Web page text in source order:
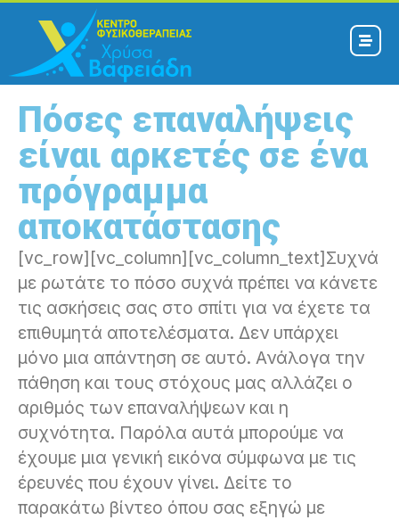
Πόσες επαναλήψεις
είναι αρκετές σε ένα
πρόγραμμα
αποκατάστασης
[vc_row][vc_column][vc_column_text]Συχνά
με ρωτάτε το πόσο συχνά πρέπει να κάνετε
τις ασκήσεις σας στο σπίτι για να έχετε τα
επιθυμητά αποτελέσματα. Δεν υπάρχει
μόνο μια απάντηση σε αυτό. Ανάλογα την
πάθηση και τους στόχους μας αλλάζει ο
αριθμός των επαναλήψεων και η
συχνότητα. Παρόλα αυτά μπορούμε να
έχουμε μια γενική εικόνα σύμφωνα με τις
έρευνές που έχουν γίνει. Δείτε το
παρακάτω βίντεο όπου σας εξηγώ με